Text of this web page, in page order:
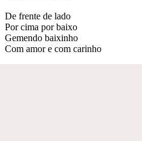
De frente de lado
Por cima por baixo
Gemendo baixinho
Com amor e com carinho